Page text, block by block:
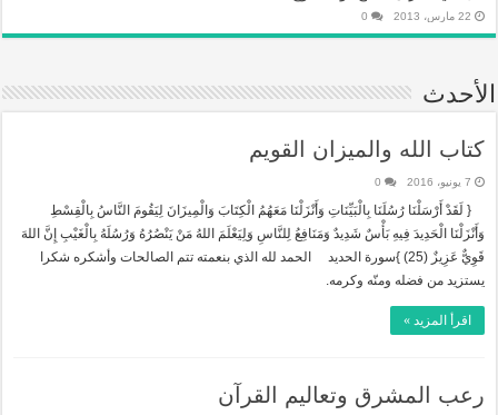
22 مارس، 2013 0
الأحدث
كتاب الله والميزان القويم
7 يونيو، 2016 0
{ لَقَدْ أَرْسَلْنَا رُسُلَنَا بِالْبَيِّنَاتِ وَأَنْزَلْنَا مَعَهُمُ الْكِتَابَ وَالْمِيزَانَ لِيَقُومَ النَّاسُ بِالْقِسْطِ
وَأَنْزَلْنَا الْحَدِيدَ فِيهِ بَأْسٌ شَدِيدٌ وَمَنَافِعُ لِلنَّاسِ وَلِيَعْلَمَ اللهُ مَنْ يَنْصُرُهُ وَرُسُلَهُ بِالْغَيْبِ إِنَّ اللهَ
قَوِيٌّ عَزِيزٌ (25) }سورة الحديد الحمد لله الذي بنعمته تتم الصالحات وأشكره شكرا
يستزيد من فضله ومنّه وكرمه.
اقرأ المزيد »
رعب المشرق وتعاليم القرآن